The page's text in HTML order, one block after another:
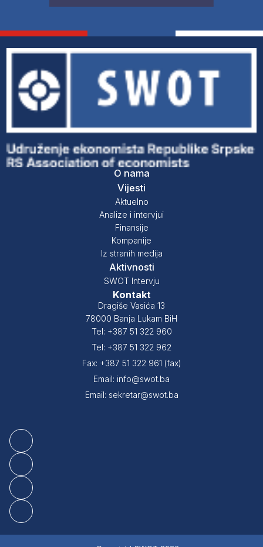
O nama
Vijesti
Aktuelno
Analize i intervjui
Finansije
Kompanije
Iz stranih medija
Aktivnosti
SWOT Intervju
Kontakt
Dragiše Vasića 13
78000 Banja Lukam BiH
Tel: +387 51 322 960
Tel: +387 51 322 962
Fax: +387 51 322 961 (fax)
Email: info@swot.ba
Email: sekretar@swot.ba